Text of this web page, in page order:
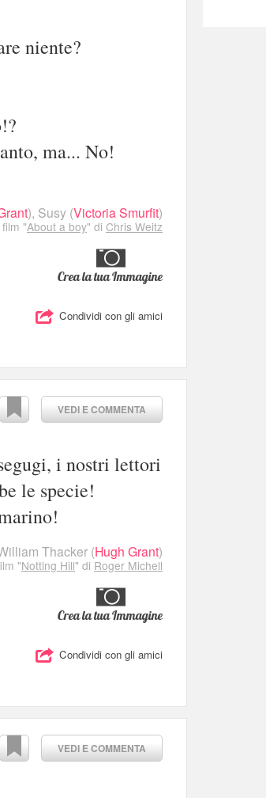
niente?
ma... No!
), Susy (Victoria Smurfit)
"About a boy" di Chris Weitz
Crea la tua Immagine
Condividi con gli amici
VEDI E COMMENTA
i nostri lettori
le specie!
Thacker (Hugh Grant)
"Notting Hill" di Roger Michell
Crea la tua Immagine
Condividi con gli amici
VEDI E COMMENTA